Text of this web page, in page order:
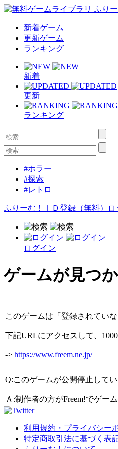
新着ゲーム
更新ゲーム
ランキング
新着
更新
ランキング
#ホラー
#探索
#レトロ
ふりーむ！ＩＤ登録（無料） ロ
ログイン
ゲームが見つ
このゲームは「登録されてい
下記URLにアクセスして、
-> https://www.freem.ne.jp/
Q:このゲームが公開停止して
Ａ:制作者の方がFreem!でゲー
利用規約・プライバシー
特定商取引法に基づく表